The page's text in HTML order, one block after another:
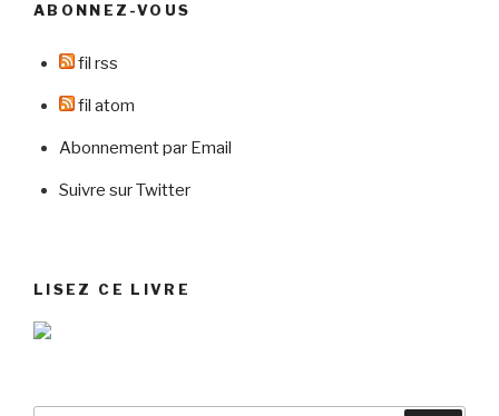
représente-
ABONNEZ-VOUS
fil rss
fil atom
Abonnement par Email
Suivre sur Twitter
LISEZ CE LIVRE